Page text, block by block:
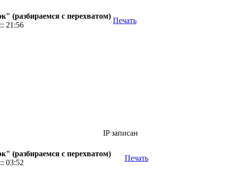
(разбираемся с перехватом)
21:56
Печать
IP записан
(разбираемся с перехватом)
03:52
Печать